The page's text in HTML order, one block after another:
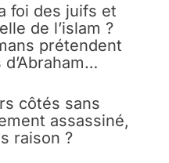
foi des juifs et
de l’islam ?
prétendent
côtés sans
assassiné,
raison ?